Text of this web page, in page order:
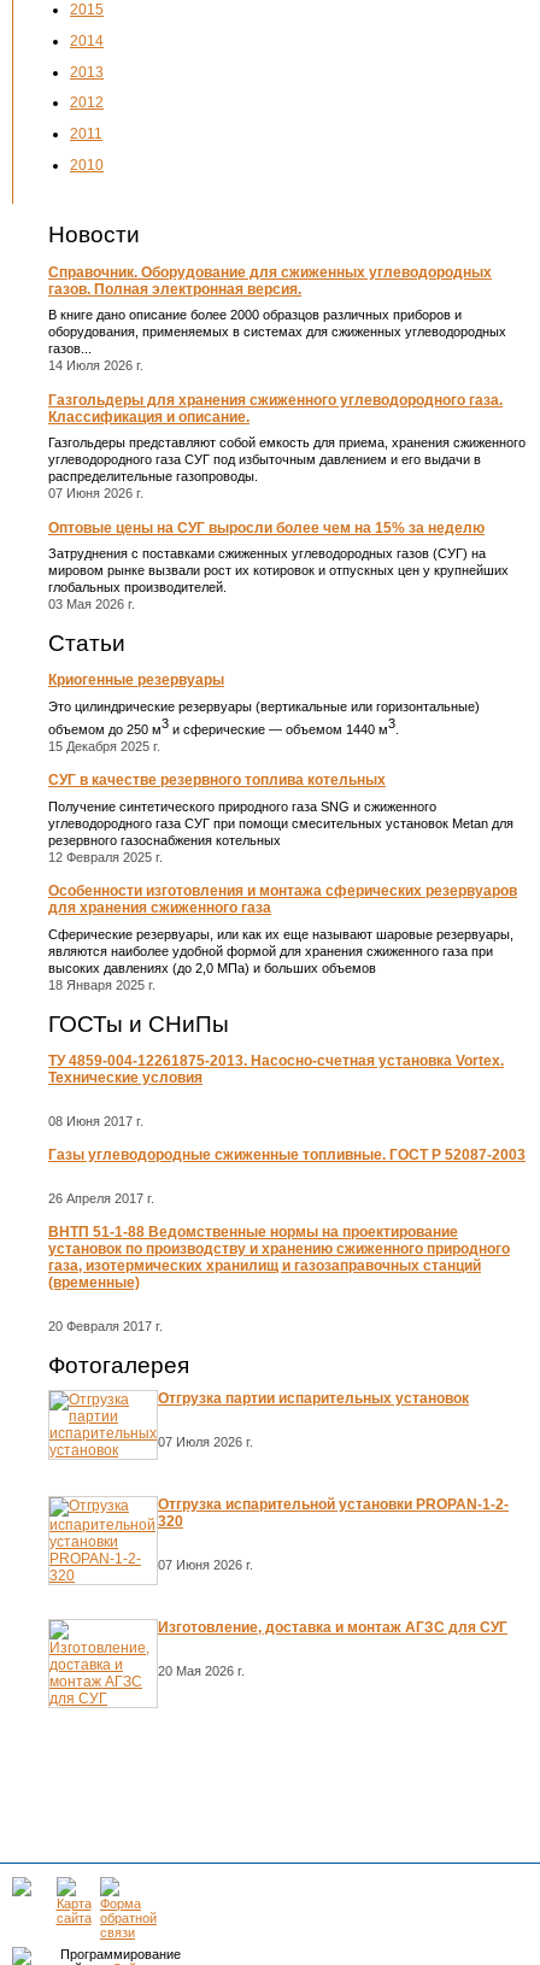
2015
2014
2013
2012
2011
2010
Новости
Справочник. Оборудование для сжиженных углеводородных
газов. Полная электронная версия.
В книге дано описание более 2000 образцов различных приборов и
оборудования, применяемых в системах для сжиженных углеводородных
газов...
14 Июля 2026 г.
Газгольдеры для хранения сжиженного углеводородного газа.
Классификация и описание.
Газгольдеры представляют собой емкость для приема, хранения сжиженного
углеводородного газа СУГ под избыточным давлением и его выдачи в
распределительные газопроводы.
07 Июня 2026 г.
Оптовые цены на СУГ выросли более чем на 15% за неделю
Затруднения с поставками сжиженных углеводородных газов (СУГ) на
мировом рынке вызвали рост их котировок и отпускных цен у крупнейших
глобальных производителей.
03 Мая 2026 г.
Статьи
Криогенные резервуары
Это цилиндрические резервуары (вертикальные или горизонтальные)
объемом до 250 м3 и сферические ― объемом 1440 м3
15 Декабря 2025 г.
СУГ в качестве резервного топлива котельных
Получение синтетического природного газа SNG и сжиженного
углеводородного газа СУГ при помощи смесительных установок Metan для
резервного газоснабжения котельных
12 Февраля 2025 г.
Особенности изготовления и монтажа сферических резервуаров
для хранения сжиженного газа
Сферические резервуары, или как их еще называют шаровые резервуары,
являются наиболее удобной формой для хранения сжиженного газа при
высоких давлениях (до 2,0 МПа) и больших объемов
18 Января 2025 г.
ГОСТы и СНиПы
ТУ 4859-004-12261875-2013. Насосно-счетная установка Vortex.
Технические условия
08 Июня 2017 г.
Газы углеводородные сжиженные топливные. ГОСТ Р 52087-2003
26 Апреля 2017 г.
ВНТП 51-1-88 Ведомственные нормы на проектирование
установок по производству и хранению сжиженного природного
газа, изотермических хранилищ и газозаправочных станций
(временные)
20 Февраля 2017 г.
Фотогалерея
Отгрузка партии испарительных установок
07 Июля 2026 г.
Отгрузка испарительной установки PROPAN-1-2-
320
07 Июня 2026 г.
Изготовление, доставка и монтаж АГЗС для СУГ
20 Мая 2026 г.
Программирование